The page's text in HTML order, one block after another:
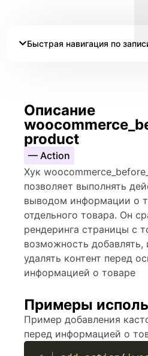
Быстрая навигация по
Описание
product
— Action
Хук
позволяет выполнять
выводом информации о
отдельного товара. Он
рендеринга страницы с
возможность добавлять,
удалять контент перед
информацией о товаре
Примеры
Пример добавления
перед информацией о